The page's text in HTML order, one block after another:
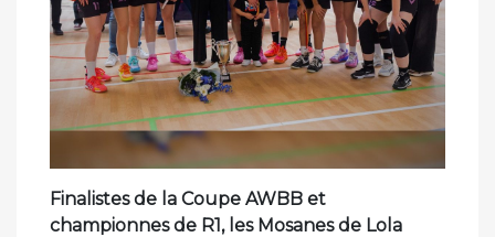
Finalistes de la Coupe AWBB et
championnes de R1, les Mosanes de Lola